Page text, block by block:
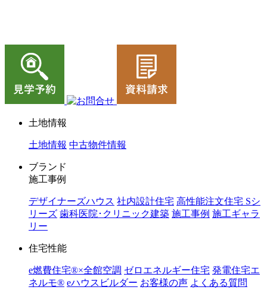
土地情報
土地情報 中古物件情報
ブランド
施工事例
デザイナーズハウス 社内設計住宅 高性能注文住宅 Sシ
リーズ 歯科医院･クリニック建築 施工事例 施工ギャラ
リー
住宅性能
e燃費住宅®︎×全館空調 ゼロエネルギー住宅 発電住宅エ
ネルモ®︎ eハウスビルダー お客様の声 よくある質問